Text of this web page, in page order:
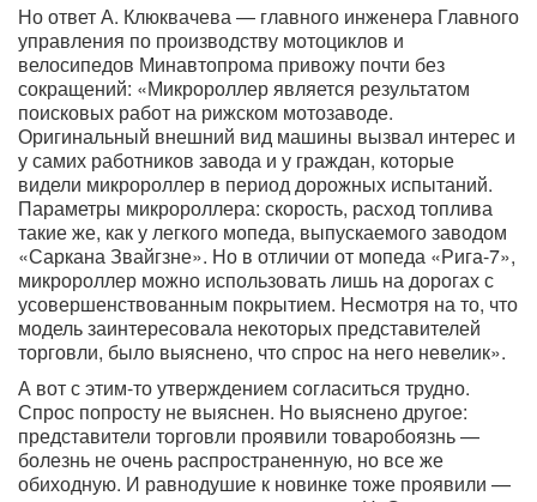
Но ответ А. Клюквачева — главного инженера Главного
управления по производству мотоциклов и
велосипедов Минавтопрома привожу почти без
сокращений: «Микророллер является результатом
поисковых работ на рижском мотозаводе.
Оригинальный внешний вид машины вызвал интерес и
у самих работников завода и у граждан, которые
видели микророллер в период дорожных испытаний.
Параметры микророллера: скорость, расход топлива
такие же, как у легкого мопеда, выпускаемого заводом
«Саркана Звайгзне». Но в отличии от мопеда «Рига-7»,
микророллер можно использовать лишь на дорогах с
усовершенствованным покрытием. Несмотря на то, что
модель заинтересовала некоторых представителей
торговли, было выяснено, что спрос на него невелик».
А вот с этим-то утверждением согласиться трудно.
Спрос попросту не выяснен. Но выяснено другое:
представители торговли проявили товаробоязнь —
болезнь не очень распространенную, но все же
обиходную. И равнодушие к новинке тоже проявили —